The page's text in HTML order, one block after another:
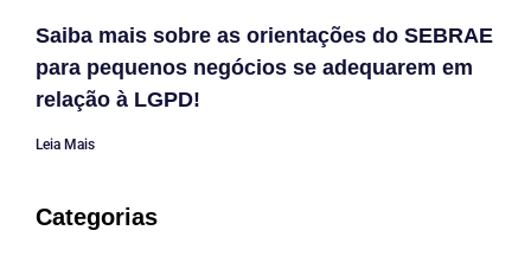
Saiba mais sobre as orientações do SEBRAE
para pequenos negócios se adequarem em
relação à LGPD!
Leia Mais
Categorias